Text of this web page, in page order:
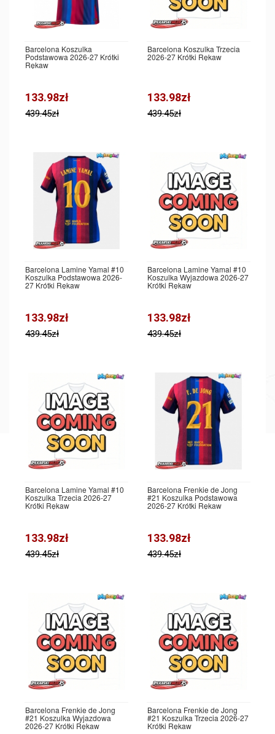
Barcelona Koszulka
Podstawowa 2026-27 Krótki
Rękaw
133.98zł
439.45zł
Barcelona Koszulka Trzecia
2026-27 Krótki Rękaw
133.98zł
439.45zł
Barcelona Lamine Yamal #10
Koszulka Podstawowa 2026-
27 Krótki Rękaw
133.98zł
439.45zł
Barcelona Lamine Yamal #10
Koszulka Wyjazdowa 2026-27
Krótki Rękaw
133.98zł
439.45zł
Barcelona Lamine Yamal #10
Koszulka Trzecia 2026-27
Krótki Rękaw
133.98zł
439.45zł
Barcelona Frenkie de Jong
#21 Koszulka Podstawowa
2026-27 Krótki Rękaw
133.98zł
439.45zł
Barcelona Frenkie de Jong
#21 Koszulka Wyjazdowa
2026-27 Krótki Rękaw
Barcelona Frenkie de Jong
#21 Koszulka Trzecia 2026-27
Krótki Rękaw